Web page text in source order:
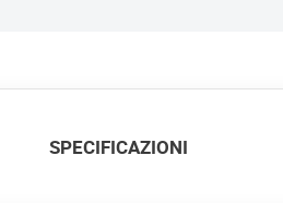
SPECIFICAZIONI